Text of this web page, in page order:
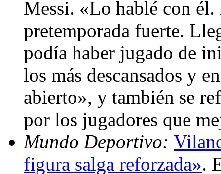
Messi. «Lo hablé con
pretemporada fuerte.
podía haber jugado de
los más descansados y
abierto», y también se
por los jugadores que
Mundo Deportivo:
figura salga reforzada».